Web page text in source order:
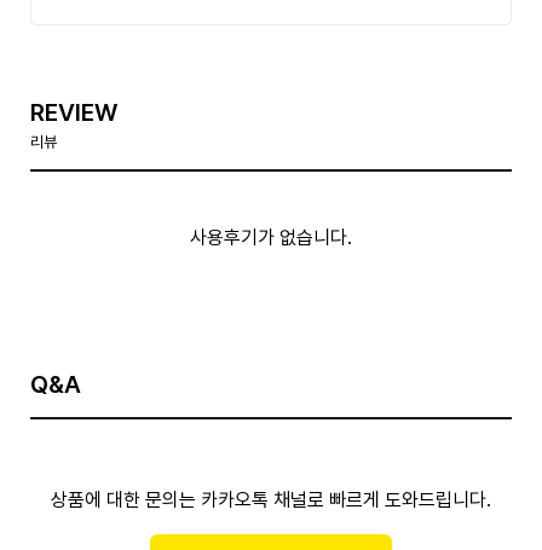
REVIEW
리뷰
사용후기가 없습니다.
Q&A
상품에 대한 문의는 카카오톡 채널로 빠르게 도와드립니다.